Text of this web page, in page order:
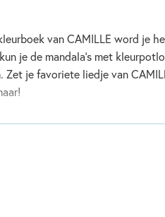
van CAMILLE word je
je de mandala's met
Zet je favoriete liedje van